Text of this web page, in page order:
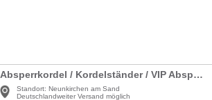
Absperrkordel / Kordelständer / VIP Absperrung / Personenleitsystem / Absperrständer
Standort: Neunkirchen am Sand
Deutschlandweiter Versand möglich